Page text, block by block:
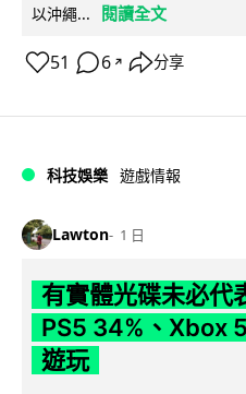
以沖繩...
閱讀全文
51 6 ↗ 分享
科技娛樂 遊戲情報
Lawton 1 日
有實體光碟未必代
PS5 34%、Xbox
遊玩